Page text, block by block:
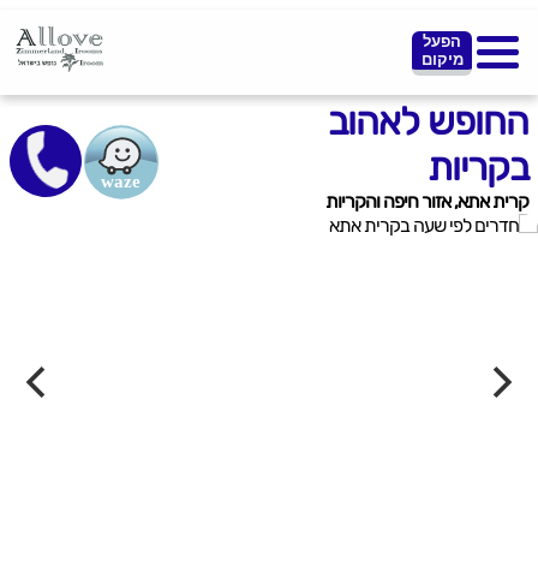
הפעל
מיקום
החופש לאהוב
בקריות
קרית אתא, אזור חיפה והקריות